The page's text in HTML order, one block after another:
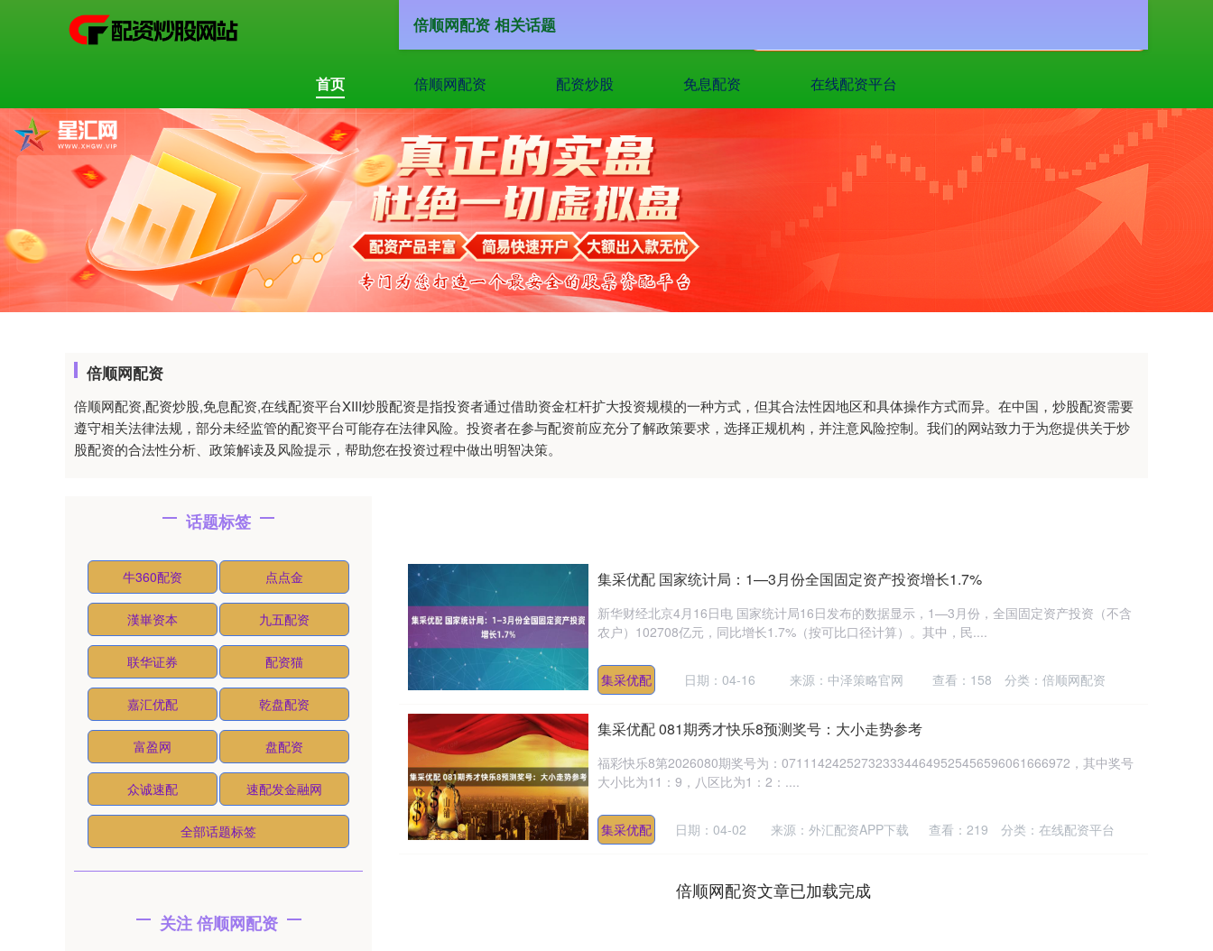
首页 倍顺网配资 配资炒股 免息配资 在线配资平台
倍顺网配资
倍顺网配资,配资炒股,免息配资,在线配资平台XIII‌炒股配资是指投资者通过借助资金杠杆扩大投资规模的一种方式，但其合法性因地区和具体操作方式而异。在中国，炒股配资需要
遵守相关法律法规，部分未经监管的配资平台可能存在法律风险。投资者在参与配资前应充分了解政策要求，选择正规机构，并注意风险控制。我们的网站致力于为您提供关于炒
股配资的合法性分析、政策解读及风险提示，帮助您在投资过程中做出明智决策。
倍顺网配资 相关话题
集采优配 国家统计局：1—3月份全国固定资产投资增长1.7%
新华财经北京4月16日电 国家统计局16日发布的数据显示，1—3月份，全国固定资产投资（不含
农户）102708亿元，同比增长1.7%（按可比口径计算）。其中，民....
集采优配 日期：04-16 来源：中泽策略官网 查看： 158 分类： 倍顺网配资
集采优配 081期秀才快乐8预测奖号：大小走势参考
福彩快乐8第2026080期奖号为：0711142425273233344649525456596061666972，其中奖号
大小比为11：9，八区比为1：2：....
集采优配 日期：04-02 来源：外汇配资APP下载 查看： 219 分类： 在线配资平台
倍顺网配资文章已加载完成
话题标签
牛360配资 点点金
漢崋资本 九五配资
联华证券 配资猫
嘉汇优配 乾盘配资
富盈网 盘配资
众诚速配 速配发金融网
全部话题标签
关注 倍顺网配资